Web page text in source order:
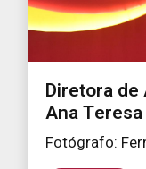
Diretora de
Ana
Fotógrafo: